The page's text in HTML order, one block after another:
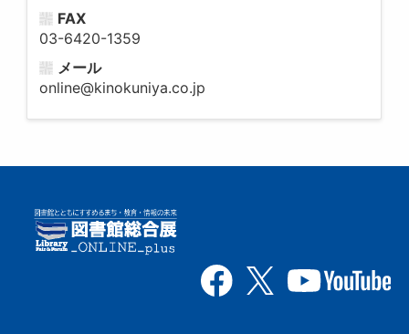
FAX
03-6420-1359
メール
online@kinokuniya.co.jp